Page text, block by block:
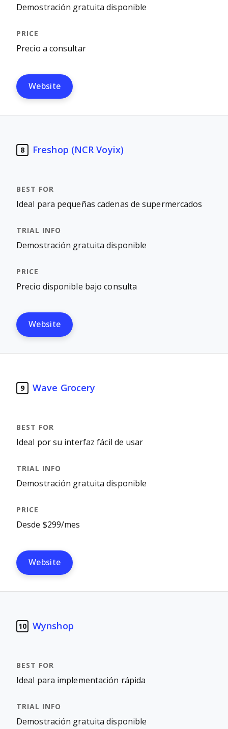
Demostración gratuita disponible
Precio a consultar
Website
8 Freshop (NCR Voyix)
Ideal para pequeñas cadenas de supermercados
Demostración gratuita disponible
Precio disponible bajo consulta
Website
9 Wave Grocery
Ideal por su interfaz fácil de usar
Demostración gratuita disponible
Desde $299/mes
Website
10 Wynshop
Ideal para implementación rápida
Demostración gratuita disponible